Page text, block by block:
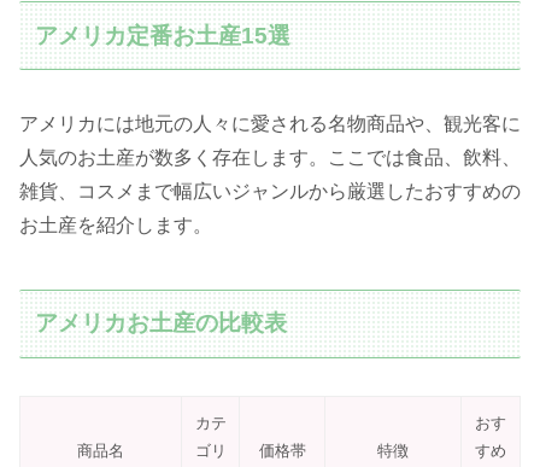
アメリカ定番お土産15選
アメリカには地元の人々に愛される名物商品や、観光客に
人気のお土産が数多く存在します。ここでは食品、飲料、
雑貨、コスメまで幅広いジャンルから厳選したおすすめの
お土産を紹介します。
アメリカお土産の比較表
商品名
カテ
ゴリ
価格帯 特徴
おす
すめ